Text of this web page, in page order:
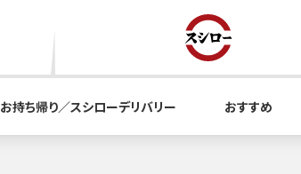
お持ち帰り／スシローデリバリー おすすめ